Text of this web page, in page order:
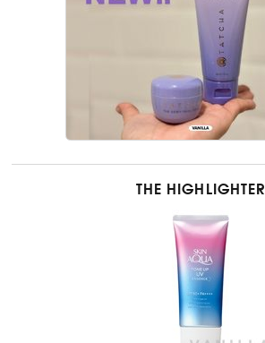
THE HIGHLIGHTER